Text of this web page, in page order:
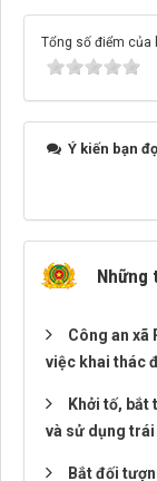
Tổng số điểm của
Ý kiến bạn
Những
Công an xã
việc khai thác
Khởi tố,
và sử dụng trái
Bắt đối